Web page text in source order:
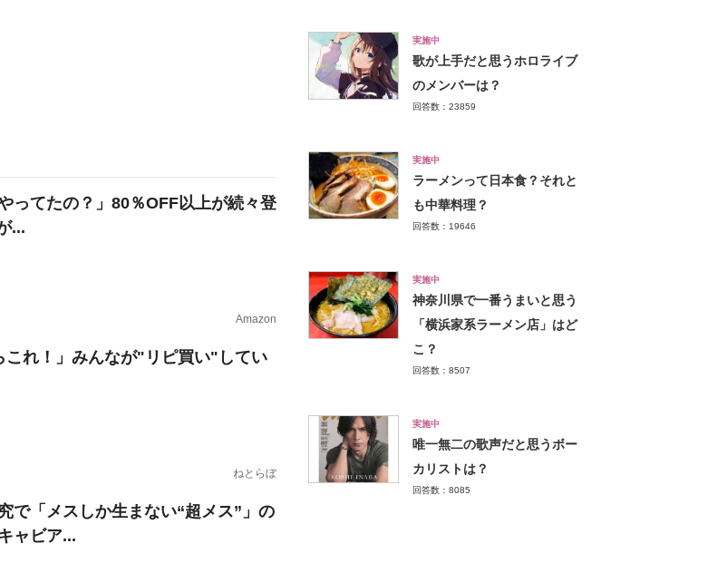
ってたの？」80％OFF以上が続々登
...
Amazon
これ！」みんなが"リピ買い"してい
ねとらぼ
で「メスしか生まない“超メス”」の
ャビア...
実施中
歌が上手だと思うホロライブ
のメンバーは？
回答数：23859
実施中
ラーメンって日本食？それと
も中華料理？
回答数：19646
実施中
神奈川県で一番うまいと思う
「横浜家系ラーメン店」はど
こ？
回答数：8507
実施中
唯一無二の歌声だと思うボー
カリストは？
回答数：8085